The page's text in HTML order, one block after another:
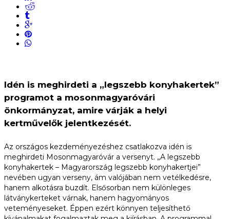
Idén is meghirdeti a „legszebb konyhakertek”
programot a mosonmagyaróvári
önkormányzat, amire várják a helyi
kertművelők jelentkezését.
Az országos kezdeményezéshez csatlakozva idén is
meghirdeti Mosonmagyaróvár a versenyt. „A legszebb
konyhakertek – Magyarország legszebb konyhakertjei”
nevében ugyan verseny, ám valójában nem vetélkedésre,
hanem alkotásra buzdít. Elsősorban nem különleges
látványkerteket várnak, hanem hagyományos
veteményeseket. Éppen ezért könnyen teljesíthető